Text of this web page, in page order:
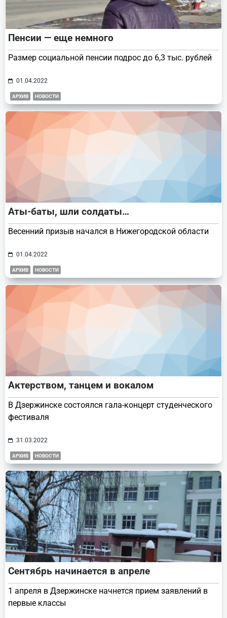
Пенсии — еще немного
Размер социальной пенсии подрос до 6,3 тыс. рублей
01.04.2022
АРХИВ НОВОСТИ
Аты-баты, шли солдаты…
Весенний призыв начался в Нижегородской области
01.04.2022
АРХИВ НОВОСТИ
Актерством, танцем и вокалом
В Дзержинске состоялся гала-концерт студенческого
фестиваля
31.03.2022
АРХИВ НОВОСТИ
Сентябрь начинается в апреле
1 апреля в Дзержинске начнется прием заявлений в
первые классы